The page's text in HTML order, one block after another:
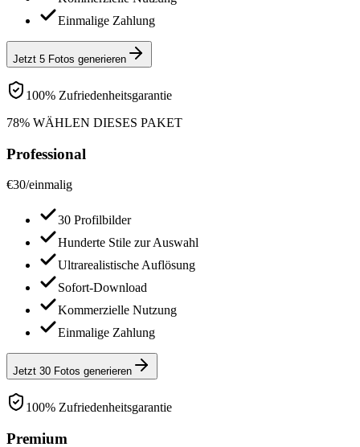
Einmalige Zahlung
Jetzt 5 Fotos generieren
100% Zufriedenheitsgarantie
78% WÄHLEN DIESES PAKET
Professional
€30/einmalig
30 Profilbilder
Hunderte Stile zur Auswahl
Ultrarealistische Auflösung
Sofort-Download
Kommerzielle Nutzung
Einmalige Zahlung
Jetzt 30 Fotos generieren
100% Zufriedenheitsgarantie
Premium